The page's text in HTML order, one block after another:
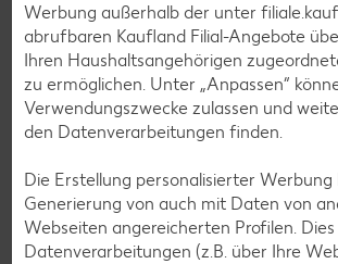
So stärken wir gemeinsam das
Engagement vor Ort – für eine
direkt vor der Haustür. Also, mitmachen!
zählt!
Die Spenden aus deiner Filiale
Kinderschutzbund Aachen e.V.
Werbung außerhalb der unter
abrufbaren Kaufland Filial-Angebote
Ihren Haushaltsangehörigen
zu ermöglichen. Unter „Anpassen“
Verwendungszwecke zulassen und
den Datenverarbeitungen finden.
Die Erstellung personalisierter
Generierung von auch mit Daten von
Webseiten angereicherten Profilen.
Datenverarbeitungen (z.B. über Ihre